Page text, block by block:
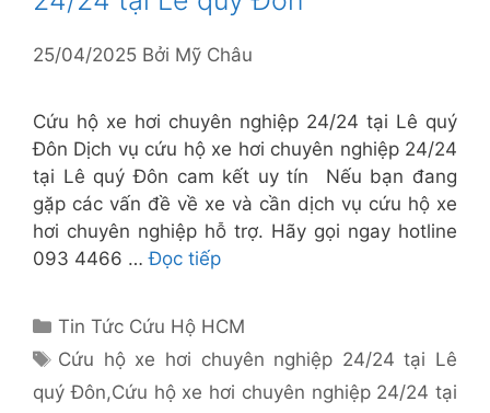
25/04/2025 Bởi Mỹ Châu
Cứu hộ xe hơi chuyên nghiệp 24/24 tại Lê quý
Đôn Dịch vụ cứu hộ xe hơi chuyên nghiệp 24/24
tại Lê quý Đôn cam kết uy tín Nếu bạn đang
gặp các vấn đề về xe và cần dịch vụ cứu hộ xe
hơi chuyên nghiệp hỗ trợ. Hãy gọi ngay hotline
093 4466 …Đọc tiếp
Danh
mục
Tin Tức Cứu Hộ HCM
Thẻ
Cứu hộ xe hơi chuyên nghiệp 24/24 tại Lê
quý Đôn,Cứu hộ xe hơi chuyên nghiệp 24/24 tại